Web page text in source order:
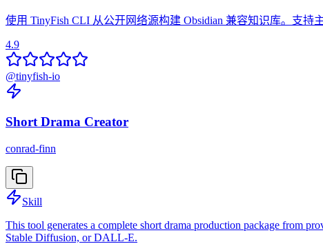
使用 TinyFish CLI 从公开网络源构建 Obsidian 兼容知识库。支持
4.9
@tinyfish-io
Short Drama Creator
conrad-finn
Skill
This tool generates a complete short drama production package from
Stable Diffusion, or DALL-E.